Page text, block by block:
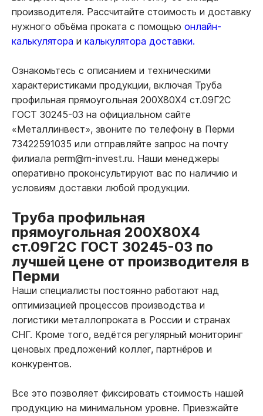
производителя. Рассчитайте стоимость и доставку
нужного объёма проката с помощью онлайн-
калькулятора и калькулятора доставки.
Ознакомьтесь с описанием и техническими
характеристиками продукции, включая Труба
профильная прямоугольная 200Х80Х4 ст.09Г2С
ГОСТ 30245-03 на официальном сайте
«Металлинвест», звоните по телефону в Перми
73422591035 или отправляйте запрос на почту
филиала perm@m-invest.ru. Наши менеджеры
оперативно проконсультируют вас по наличию и
условиям доставки любой продукции.
Труба профильная
прямоугольная 200Х80Х4
ст.09Г2С ГОСТ 30245-03 по
лучшей цене от производителя в
Перми
Наши специалисты постоянно работают над
оптимизацией процессов производства и
логистики металлопроката в России и странах
СНГ. Кроме того, ведётся регулярный мониторинг
ценовых предложений коллег, партнёров и
конкурентов.
Все это позволяет фиксировать стоимость нашей
продукцию на минимальном уровне. Приезжайте